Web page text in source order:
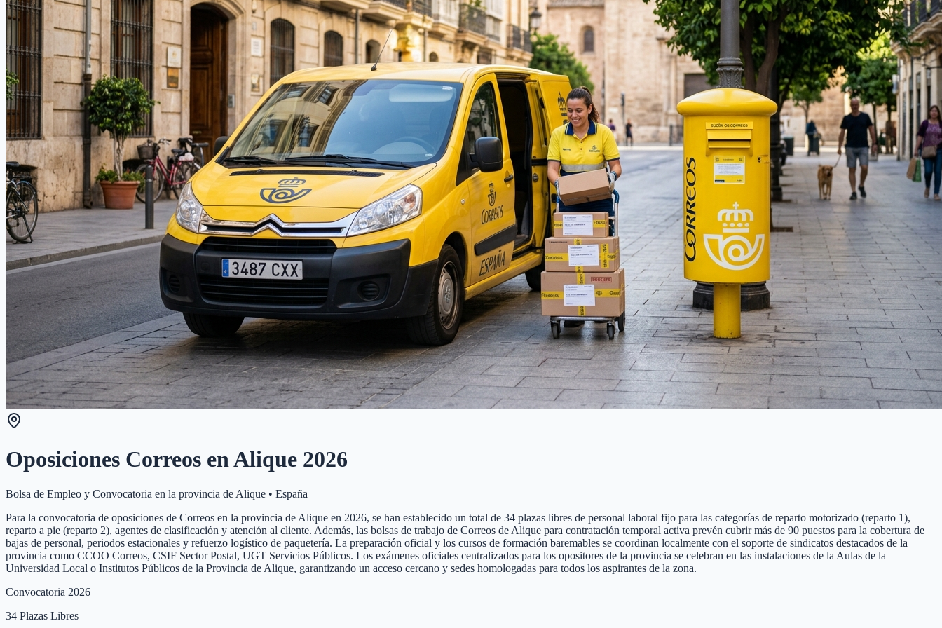
Oposiciones Correos enAlique 2026
Bolsa de Empleo y Convocatoria en la provincia de Alique • España
Para la convocatoria de oposiciones de Correos en la provincia de Alique en 2026, se han establecido un total de 34 plazas libres de personal laboral fijo para las categorías de reparto motorizado (reparto 1),
reparto a pie (reparto 2), agentes de clasificación y atención al cliente. Además, las bolsas de trabajo de Correos de Alique para contratación temporal activa prevén cubrir más de 90 puestos para la cobertura de
bajas de personal, periodos estacionales y refuerzo logístico de paquetería. La preparación oficial y los cursos de formación baremables se coordinan localmente con el soporte de sindicatos destacados de la
provincia como CCOO Correos, CSIF Sector Postal, UGT Servicios Públicos. Los exámenes oficiales centralizados para los opositores de la provincia se celebran en las instalaciones de la Aulas de la
Universidad Local o Institutos Públicos de la Provincia de Alique, garantizando un acceso cercano y sedes homologadas para todos los aspirantes de la zona.
Convocatoria 2026
34 Plazas Libres